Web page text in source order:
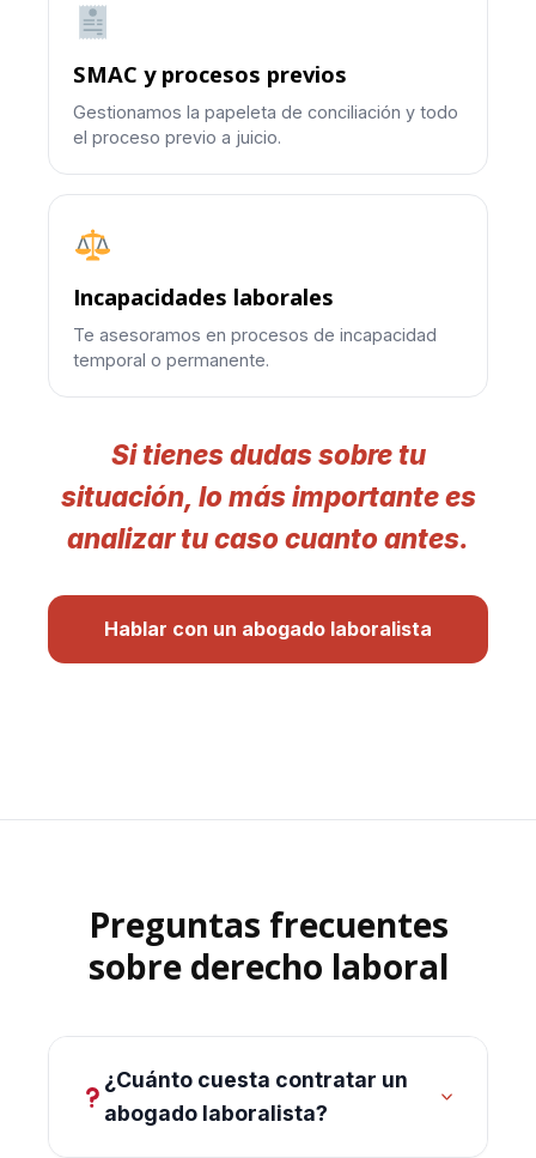
SMAC y procesos previos
Gestionamos la papeleta de conciliación y todo
el proceso previo a juicio.
Incapacidades laborales
Te asesoramos en procesos de incapacidad
temporal o permanente.
Si tienes dudas sobre tu
situación, lo más importante es
analizar tu caso cuanto antes.
Hablar con un abogado laboralista
Preguntas frecuentes
sobre derecho laboral
¿Cuánto cuesta contratar un
abogado laboralista?